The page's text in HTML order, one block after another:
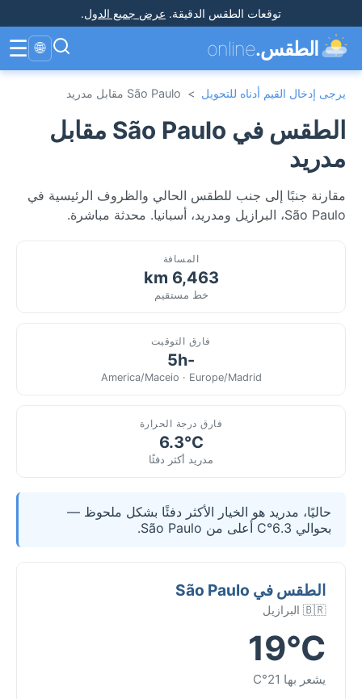
توقعات الطقس الدقيقة. عرض جميع الدول.
الطقس.online
🌐
☰
يرجى إدخال القيم أدناه للتحويل > São Paulo مقابل مدريد
الطقس في São Paulo مقابل
مدريد
مقارنة جنبًا إلى جنب للطقس الحالي والظروف الرئيسية في
São Paulo، البرازيل ومدريد، أسبانيا. محدثة مباشرة.
المسافة
6,463 km
خط مستقيم
فارق التوقيت
-5h
America/Maceio · Europe/Madrid
فارق درجة الحرارة
6.3°C
مدريد أكثر دفئًا
حاليًا، مدريد هو الخيار الأكثر دفئًا بشكل ملحوظ —
بحوالي 6.3°C أعلى من São Paulo.
الطقس في São Paulo
🇧🇷 البرازيل
19°C
يشعر بها 21°C